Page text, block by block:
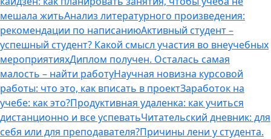
мешала житьАнализ литературного произведения:
рекомендации по написаниюАктивный студент –
успешный студент? Какой смысл участия во внеучебных
мероприятияхДиплом получен. Осталась самая
малость – найти работуНаучная новизна курсовой
работы: что это, как вписать в проектЗаработок на
учебе: как это?Продуктивная удаленка: как учиться
дистанционно и все успеватьЧитательский дневник: для
себя или для преподавателя?Причины лени у студента.